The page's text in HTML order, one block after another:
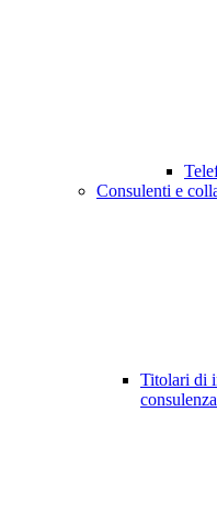
Consulenti e
Titolari di
consulenza